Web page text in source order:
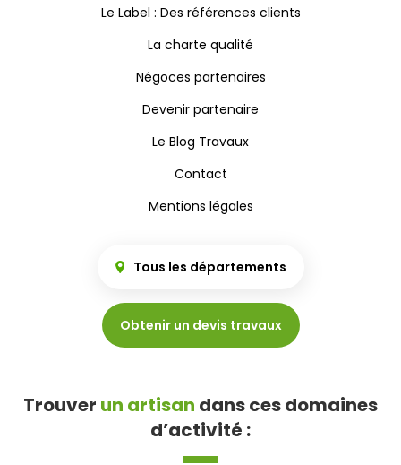
Le Label : Des références clients
La charte qualité
Négoces partenaires
Devenir partenaire
Le Blog Travaux
Contact
Mentions légales
Tous les départements
Obtenir un devis travaux
Trouver un artisan dans ces domaines
d’activité :